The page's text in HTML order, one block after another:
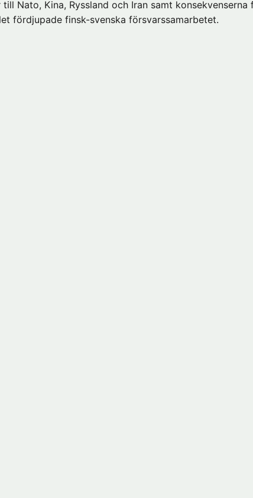
Nato, Kina, Ryssland och Iran samt konsekvenserna
fördjupade finsk-svenska försvarssamarbetet.